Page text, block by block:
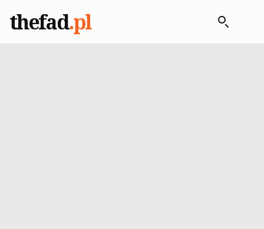
thefad.pl